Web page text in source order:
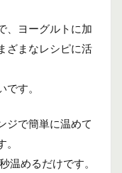
、ヨーグルトに加
ざまなレシピに活
す。
ジで簡単に温めて
温めるだけです。